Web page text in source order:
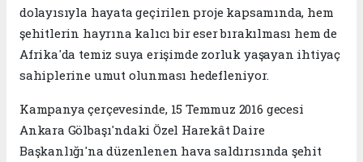
dolayısıyla hayata geçirilen proje kapsamında, hem
şehitlerin hayrına kalıcı bir eser bırakılması hem de
Afrika'da temiz suya erişimde zorluk yaşayan ihtiyaç
sahiplerine umut olunması hedefleniyor.
Kampanya çerçevesinde, 15 Temmuz 2016 gecesi
Ankara Gölbaşı'ndaki Özel Harekât Daire
Başkanlığı'na düzenlenen hava saldırısında şehit